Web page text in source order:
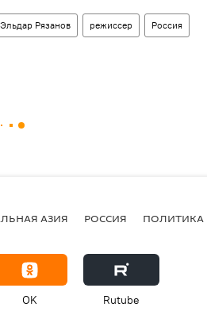
Эльдар Рязанов режиссер Россия
АЗИЯ РОССИЯ ПОЛИТИКА
OK Rutube